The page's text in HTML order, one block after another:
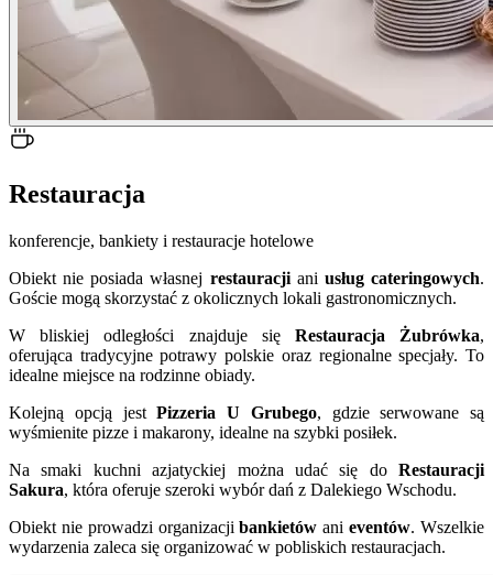
Restauracja
konferencje, bankiety i restauracje hotelowe
Obiekt nie posiada własnej restauracjiani usług cateringowych.
Goście mogą skorzystać z okolicznych lokali gastronomicznych.
W bliskiej odległości znajduje się Restauracja Żubrówka,
oferująca tradycyjne potrawy polskie oraz regionalne specjały. To
idealne miejsce na rodzinne obiady.
Kolejną opcją jestPizzeria U Grubego, gdzie serwowane są
wyśmienite pizze i makarony, idealne na szybki posiłek.
Na smaki kuchni azjatyckiej można udać się do Restauracji
Sakura, która oferuje szeroki wybór dań z Dalekiego Wschodu.
Obiekt nie prowadzi organizacjibankietów anieventów. Wszelkie
wydarzenia zaleca się organizować w pobliskich restauracjach.